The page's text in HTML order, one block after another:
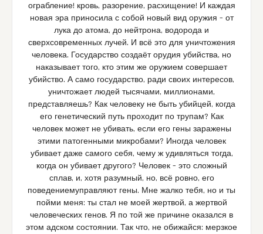
ограбление! кровь, разорение, расхищение! И каждая
новая эра приносила с собой новый вид оружия – от
лука до атома, до нейтрона, водорода и
сверхсовременных лучей. И всё это для уничтожения
человека. Государство создаёт орудия убийства, но
наказывает того, кто этим же оружием совершает
убийство. А само государство, ради своих интересов,
уничтожает людей тысячами, миллионами,
представляешь? Как человеку не быть убийцей, когда
его генетический путь проходит по трупам? Как
человек может не убивать, если его гены заражены
этими патогенными микробами? Иногда человек
убивает даже самого себя, чему ж удивляться тогда,
когда он убивает другого? Человек – это сложный
сплав, и, хотя разумный, но, всё ровно, его
поведениемуправляют гены. Мне жалко тебя, но и ты
пойми меня: ты стал не моей жертвой, а жертвой
человеческих генов. Я по той же причине оказался в
этом адском состоянии. Так что, не обижайся: мерзкое